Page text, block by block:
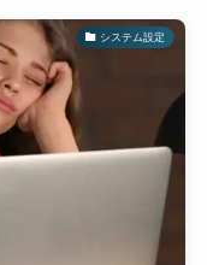
システム設定